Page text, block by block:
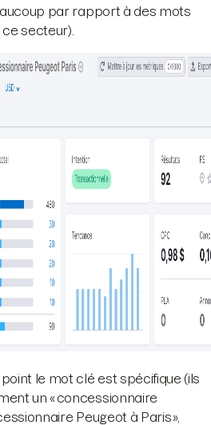
par rapport à des mots
secteur).
le mot clé est spécifique (ils
un « concessionnaire
Peugeot à Paris »,